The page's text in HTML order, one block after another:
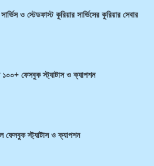
ও স্টেডফাস্ট কুরিয়ার সার্ভিসের কুরিয়ার সেবার
১০০+ ফেসবুক স্ট্যাটাস ও ক্যাপশন
ফেসবুক স্ট্যাটাস ও ক্যাপশন